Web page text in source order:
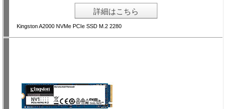
詳細はこちら
Kingston A2000 NVMe PCIe SSD M.2 2280